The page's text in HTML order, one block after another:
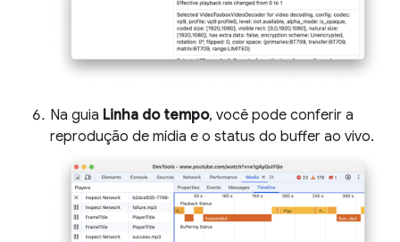
Na guia Linha do tempo, você pode conferir a
reprodução de mídia e o status do buffer ao vivo.